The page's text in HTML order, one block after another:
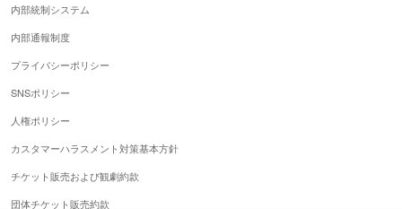
内部統制システム
内部通報制度
プライバシーポリシー
SNSポリシー
人権ポリシー
カスタマーハラスメント対策基本方針
チケット販売および観劇約款
団体チケット販売約款